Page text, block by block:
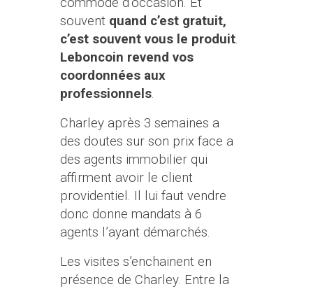
souvent quand c’est gratuit,
c’est souvent vous le produit.
Leboncoin revend vos
coordonnées aux
professionnels.
Charley après 3 semaines a
des doutes sur son prix face a
des agents immobilier qui
affirment avoir le client
providentiel. Il lui faut vendre
donc donne mandats à 6
agents l’ayant démarchés.
Les visites s’enchainent en
présence de Charley. Entre la